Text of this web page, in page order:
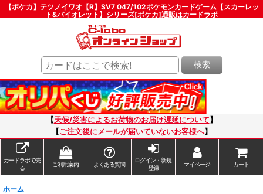
【ポケカ】テツノイワオ【R】SV7 047/102ポケモンカードゲーム【スカーレッ
ト&バイオレット】シリーズ[ポケカ]通販はカードラボ
検索
【天候/災害によるお荷物のお届け遅延について 】
【ご注文後にメールが届いていないお客様へ】
カードラボで売
る
ご利用案内 よくある質問
ログイン・新規
登録
マイページ カート
ホーム